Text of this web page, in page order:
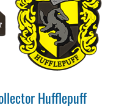
Hufflepuff